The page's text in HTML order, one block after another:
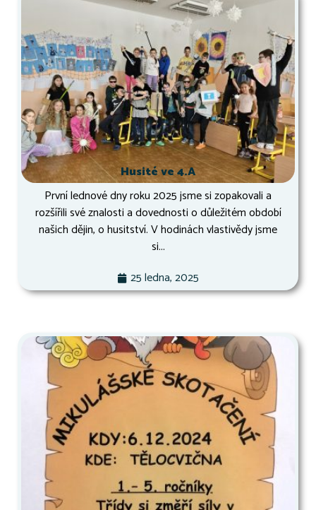
Husité ve 4.A
První lednové dny roku 2025 jsme si zopakovali a
rozšířili své znalosti a dovednosti o důležitém období
našich dějin, o husitství. V hodinách vlastivědy jsme
si...
25 ledna, 2025